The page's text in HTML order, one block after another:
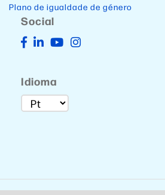
Plano de igualdade de género
Social
Idioma